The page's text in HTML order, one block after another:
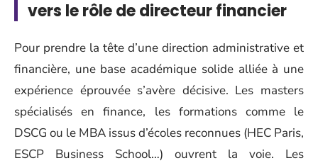
vers le rôle de directeur financier
Pour prendre la tête d’une direction administrative et
financière, une base académique solide alliée à une
expérience éprouvée s’avère décisive. Les masters
spécialisés en finance, les formations comme le
DSCG ou le MBA issus d’écoles reconnues (HEC Paris,
ESCP Business School…) ouvrent la voie. Les